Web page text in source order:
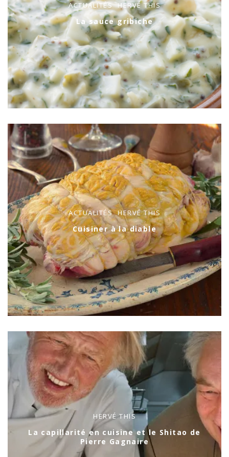
ACTUALITÉS HERVÉ THIS
La sauce gribiche
ACTUALITÉS HERVÉ THIS
Cuisiner à la diable
HERVÉ THIS
La capillarité en cuisine et le Shitao de
Pierre Gagnaire